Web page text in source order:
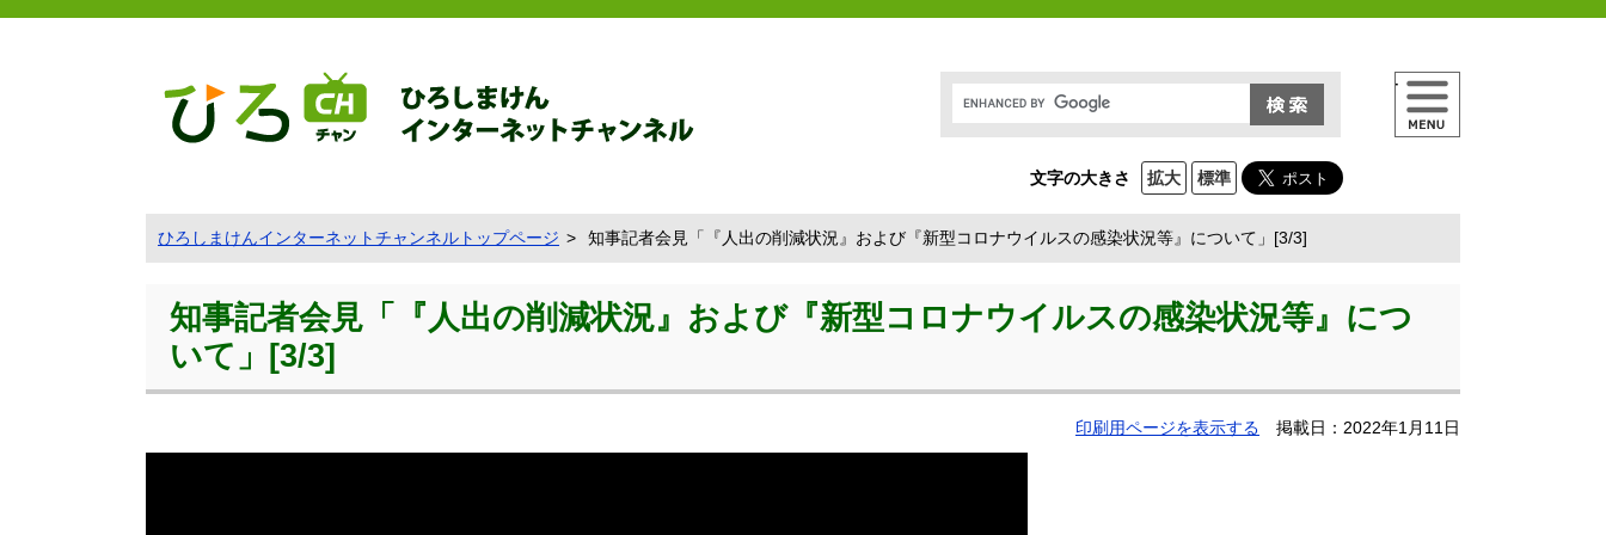
文字の大きさ 拡大 標準
メニュー
ひろしまけんインターネットチャンネルトップページ 知事記者会見「『人出の削減状況』および『新型コロナウイルスの感染状況等』について」[3/3]
知事記者会見「『人出の削減状況』および『新型コロナウイルスの感染状況等』につ
いて」[3/3]
印刷用ページを表示する 掲載日：2022年1月11日